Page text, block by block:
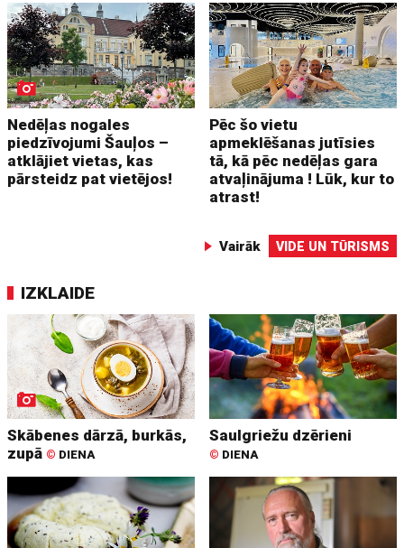
Nedēļas nogales
piedzīvojumi Šauļos –
atklājiet vietas, kas
pārsteidz pat vietējos!
Pēc šo vietu
apmeklēšanas jutīsies
tā, kā pēc nedēļas gara
atvaļinājuma ! Lūk, kur to
atrast!
Vairāk VIDE UN TŪRISMS
IZKLAIDE
Skābenes dārzā, burkās,
zupā © DIENA
Saulgriežu dzērieni
© DIENA